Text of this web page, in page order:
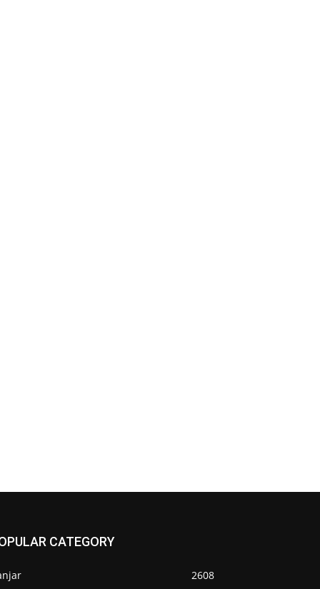
CATEGORY
2608